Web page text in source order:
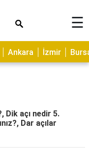
☰
Ankara İzmir
Dik açı nedir 5.
Dar açılar